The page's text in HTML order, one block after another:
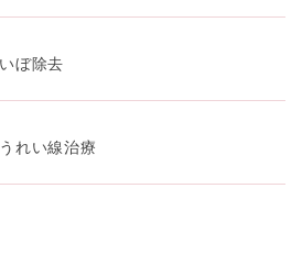
ぼ除去
れい線治療